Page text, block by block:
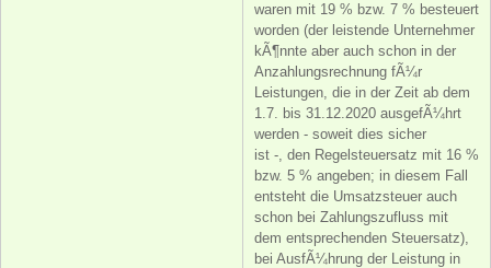
waren mit 19 % bzw. 7 % besteuert
worden (der leistende Unternehmer
kÃ¶nnte aber auch schon in der
Anzahlungsrechnung fÃ¼r
Leistungen, die in der Zeit ab dem
1.7. bis 31.12.2020 ausgefÃ¼hrt
werden - soweit dies sicher
ist -, den Regelsteuersatz mit 16 %
bzw. 5 % angeben; in diesem Fall
entsteht die Umsatzsteuer auch
schon bei Zahlungszufluss mit
dem entsprechenden Steuersatz),
bei AusfÃ¼hrung der Leistung in